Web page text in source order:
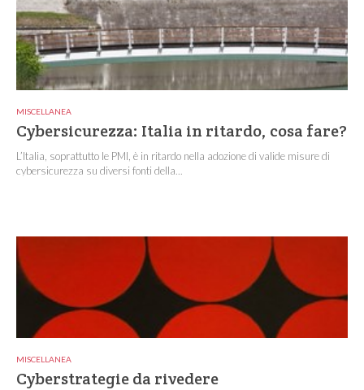
MISCELLANEA
Cybersicurezza: Italia in ritardo, cosa fare?
L’Italia, soprattutto le PMI, è in ritardo nella adozione di valide misure di
cybersicurezza su diversi fonti della...
MISCELLANEA
Cyberstrategie da rivedere